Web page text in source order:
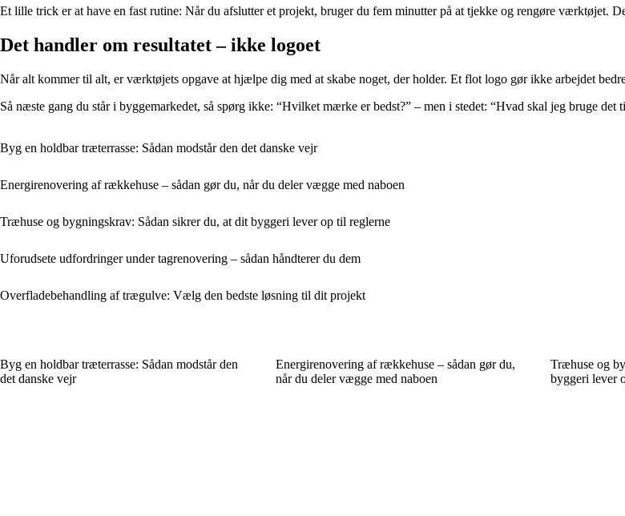
Et lille trick er at have en fast rutine: Når du afslutter et projekt, bruger du fem minutter på at tjekke og rengøre værktøjet.
Det handler om resultatet – ikke logoet
Når alt kommer til alt, er værktøjets opgave at hjælpe dig med at skabe noget, der holder. Et flot logo gør ikke arbejdet
Så næste gang du står i byggemarkedet, så spørg ikke: “Hvilket mærke er bedst?” – men i stedet: “Hvad skal jeg bruge
Byg en holdbar træterrasse: Sådan modstår den det danske vejr
Energirenovering af rækkehuse – sådan gør du, når du deler vægge med naboen
Træhuse og bygningskrav: Sådan sikrer du, at dit byggeri lever op til reglerne
Uforudsete udfordringer under tagrenovering – sådan håndterer du dem
Overfladebehandling af trægulve: Vælg den bedste løsning til dit projekt
Byg en holdbar træterrasse: Sådan modstår den
det danske vejr
Energirenovering af rækkehuse – sådan gør du,
når du deler vægge med naboen
Træhuse og
byggeri lever